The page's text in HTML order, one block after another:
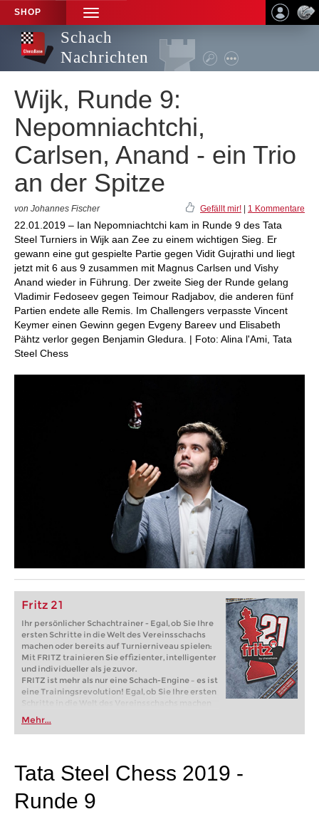
SHOP
TOGGLE
NAVIGATION
Schach
Nachrichten
Wijk, Runde 9:
Nepomniachtchi,
Carlsen, Anand - ein Trio
an der Spitze
von Johannes Fischer Gefällt mir! 1 Kommentare
22.01.2019 – Ian Nepomniachtchi kam in Runde 9 des Tata
Steel Turniers in Wijk aan Zee zu einem wichtigen Sieg. Er
gewann eine gut gespielte Partie gegen Vidit Gujrathi und liegt
jetzt mit 6 aus 9 zusammen mit Magnus Carlsen und Vishy
Anand wieder in Führung. Der zweite Sieg der Runde gelang
Vladimir Fedoseev gegen Teimour Radjabov, die anderen fünf
Partien endete alle Remis. Im Challengers verpasste Vincent
Keymer einen Gewinn gegen Evgeny Bareev und Elisabeth
Pähtz verlor gegen Benjamin Gledura. | Foto: Alina l'Ami, Tata
Steel Chess
Fritz 21
Ihr persönlicher Schachtrainer - Egal, ob Sie Ihre
ersten Schritte in die Welt des Vereinsschachs
machen oder bereits auf Turnierniveau spielen:
Mit FRITZ trainieren Sie effizienter, intelligenter
und individueller als je zuvor.
FRITZ ist mehr als nur eine Schach-Engine – es ist
eine Trainingsrevolution! Egal, ob Sie Ihre ersten
Schritte in die Welt des Vereinsschachs machen
oder bereits auf Turnierniveau spielen: Mit
FRITZ trainieren Sie effizienter, intelligenter und
individueller als je zuvor.
Mehr...
Tata Steel Chess 2019 -
Runde 9